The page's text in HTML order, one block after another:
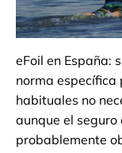
eFoil en España:
norma específica
habituales no
aunque el
probablemente